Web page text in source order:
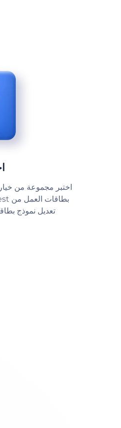
اختبر مجموعة من
تعديل نموذج